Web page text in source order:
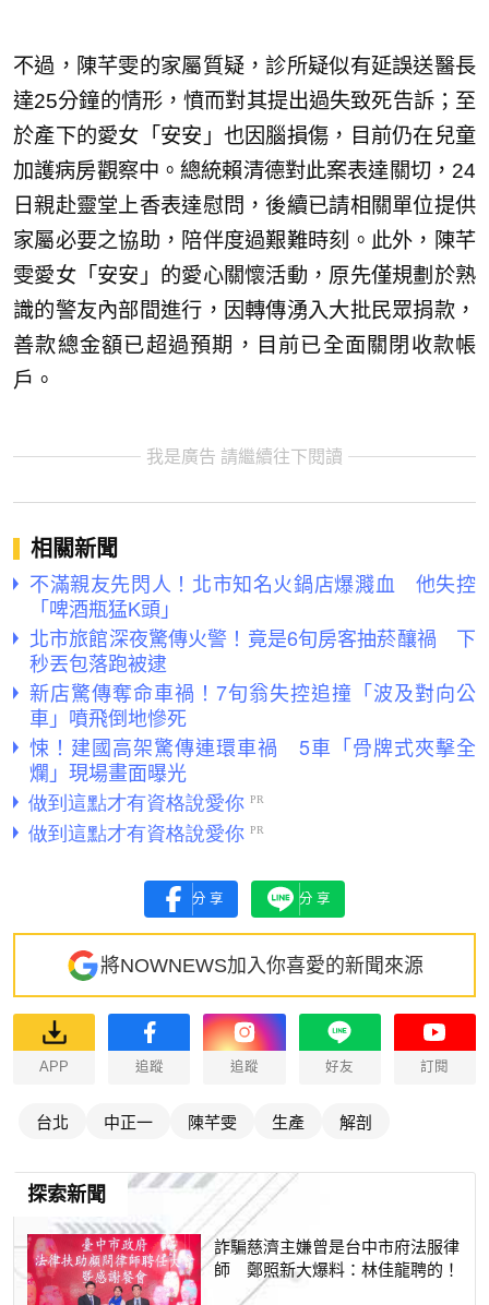
不過，陳芊雯的家屬質疑，診所疑似有延誤送醫長
達25分鐘的情形，憤而對其提出過失致死告訴；至
於產下的愛女「安安」也因腦損傷，目前仍在兒童
加護病房觀察中。總統賴清德對此案表達關切，24
日親赴靈堂上香表達慰問，後續已請相關單位提供
家屬必要之協助，陪伴度過艱難時刻。此外，陳芊
雯愛女「安安」的愛心關懷活動，原先僅規劃於熟
識的警友內部間進行，因轉傳湧入大批民眾捐款，
善款總金額已超過預期，目前已全面關閉收款帳
戶。
我是廣告 請繼續往下閱讀
相關新聞
不滿親友先閃人！北市知名火鍋店爆濺血 他失控
「啤酒瓶猛K頭」
北市旅館深夜驚傳火警！竟是6旬房客抽菸釀禍 下
秒丟包落跑被逮
新店驚傳奪命車禍！7旬翁失控追撞「波及對向公
車」噴飛倒地慘死
悚！建國高架驚傳連環車禍 5車「骨牌式夾擊全
爛」現場畫面曝光
分享 分享
將NOWNEWS加入你喜愛的新聞來源
APP 追蹤 追蹤 好友 訂閱
台北 中正一 陳芊雯 生產 解剖
探索新聞
詐騙慈濟主嫌曾是台中市府法服律
師 鄭照新大爆料：林佳龍聘的！